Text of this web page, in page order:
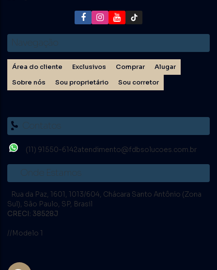
Navegação
Área do cliente Exclusivos Comprar
Alugar
Sobre nós
Sou proprietário Sou corretor
Contatos
(11) 91550-6142atendimento@fdbsolucoes.com.br
Onde Estamos
Rua da Paz, 1601, 1013/604, Chácara Santo Antônio (Zona
Sul), São Paulo, SP, Brasil
CRECI: 38528J
//Modelo 1